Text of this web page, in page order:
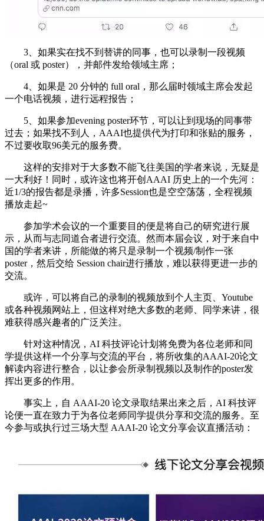
3、如果实在找不到替讲的同事，也可以录制一段视频
（oral 或 poster），并邮件发给领域主席；
4、如果是 20 分钟的 full oral，那么届时领域主席会发起
一个电话视频，进行远程报告；
5、如果参加evening poster环节，可以让到现场的同事带
过去；如果找不到人，AAAI也提供代为打印和张贴的服务，
不过要收取96美元的服务费。
这样的安排对于大多数不能飞往美国的学者来说，无疑是
一大利好！同时，或许这也将开创AAAI 历史上的一个先河：
近1/3的报告都是录播，许多Session也是空空荡荡，全程视频
播放走起~
参加学术会议的一个重要目的便是将自己的研究进行展
示，从而与志同道合者进行交流。然而本届会议，对于来自中
国的学者来讲，所能做的将只是录制一个视频/制作一张
poster，然后交给 Session chair进行播放，难以获得更进一步的
交流。
或许，可以将自己的录制的视频放到个人主页、Youtube
或各种视频网站上，但这样对绝大多数的老师、同学来讲，很
难获得感兴趣者的广泛关注。
针对这种情况，AI 科技评论计划将免费为各位老师和同
学提供这样一个分享与交流的平台，将所收集的AAAI-20论文
解读内容进行整合，以让参会所录制视频以及制作的poster发
挥出更多的作用。
事实上，自 AAAI-20 论文录取结果出来之后，AI 科技评
论便一直在致力于为各位老师同学提供分享和交流的服务。至
今参与或执行过三场大型 AAAI-20 论文分享会议直播活动：